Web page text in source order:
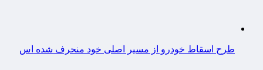
طرح اسقاط خودرو از مسیر اصلی خود منحرف شده اس